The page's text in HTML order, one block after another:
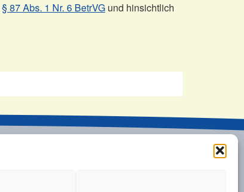
§ 87 Abs. 1 Nr. 6 BetrVG und hinsichtlich